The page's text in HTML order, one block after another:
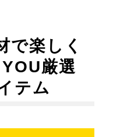
で楽しく
厳選
テム